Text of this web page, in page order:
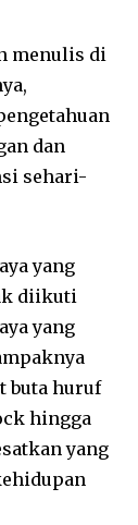
menulis di
dan
sehari-
yang
diikuti
yang
buta huruf
hingga
yang